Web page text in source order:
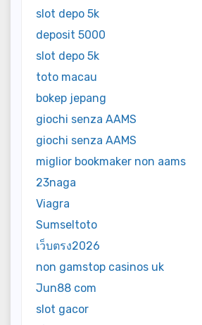
slot depo 5k
deposit 5000
slot depo 5k
toto macau
bokep jepang
giochi senza AAMS
giochi senza AAMS
miglior bookmaker non aams
23naga
Viagra
Sumseltoto
เว็บตรง2026
non gamstop casinos uk
Jun88 com
slot gacor